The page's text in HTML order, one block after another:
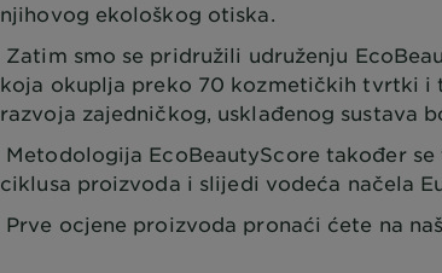
njihovog ekološkog otiska.
Zatim smo se pridružili udruženju
koja okuplja preko 70 kozmetičkih tvrtki i
razvoja zajedničkog, usklađenog sustava
Metodologija EcoBeautyScore također
ciklusa proizvoda i slijedi vodeća načela
Prve ocjene proizvoda pronaći ćete na